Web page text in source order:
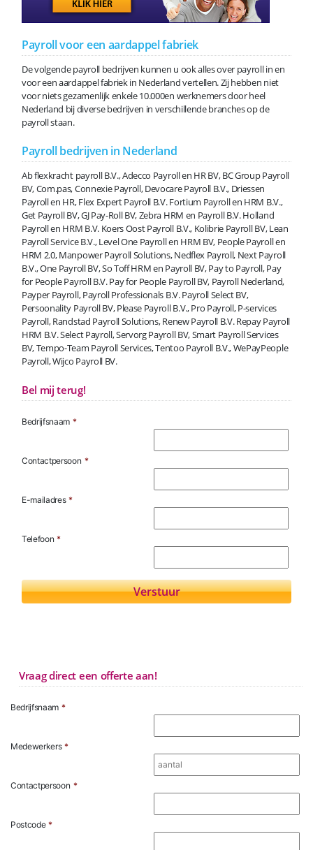
Payroll voor een aardappel fabriek
De volgende payroll bedrijven kunnen u ook alles over payroll in en
voor een aardappel fabriek in Nederland vertellen. Zij hebben niet
voor niets gezamenlijk enkele 10.000en werknemers door heel
Nederland bij diverse bedrijven in verschillende branches op de
payroll staan.
Payroll bedrijven in Nederland
Ab flexkracht payroll B.V., Adecco Payroll en HR BV, BC Group Payroll
BV, Com.pas, Connexie Payroll, Devocare Payroll B.V., Driessen
Payroll en HR, Flex Expert Payroll B.V. Fortium Payroll en HRM B.V.,
Get Payroll BV, GJ Pay-Roll BV, Zebra HRM en Payroll B.V. Holland
Payroll en HRM B.V. Koers Oost Payroll B.V., Kolibrie Payroll BV, Lean
Payroll Service B.V., Level One Payroll en HRM BV, People Payroll en
HRM 2.0, Manpower Payroll Solutions, Nedflex Payroll, Next Payroll
B.V., One Payroll BV, So Toff HRM en Payroll BV, Pay to Payroll, Pay
for People Payroll B.V. Pay for People Payroll BV, Payroll Nederland,
Payper Payroll, Payroll Professionals B.V. Payroll Select BV,
Persoonality Payroll BV, Please Payroll B.V., Pro Payroll, P-services
Payroll, Randstad Payroll Solutions, Renew Payroll B.V. Repay Payroll
HRM B.V. Select Payroll, Servorg Payroll BV, Smart Payroll Services
BV, Tempo-Team Payroll Services, Tentoo Payroll B.V., WePayPeople
Payroll, Wijco Payroll BV.
Bel mij terug!
Bedrijfsnaam *
Contactpersoon *
E-mailadres *
Telefoon *
Vraag direct een offerte aan!
Bedrijfsnaam *
Medewerkers *
Contactpersoon *
Postcode *